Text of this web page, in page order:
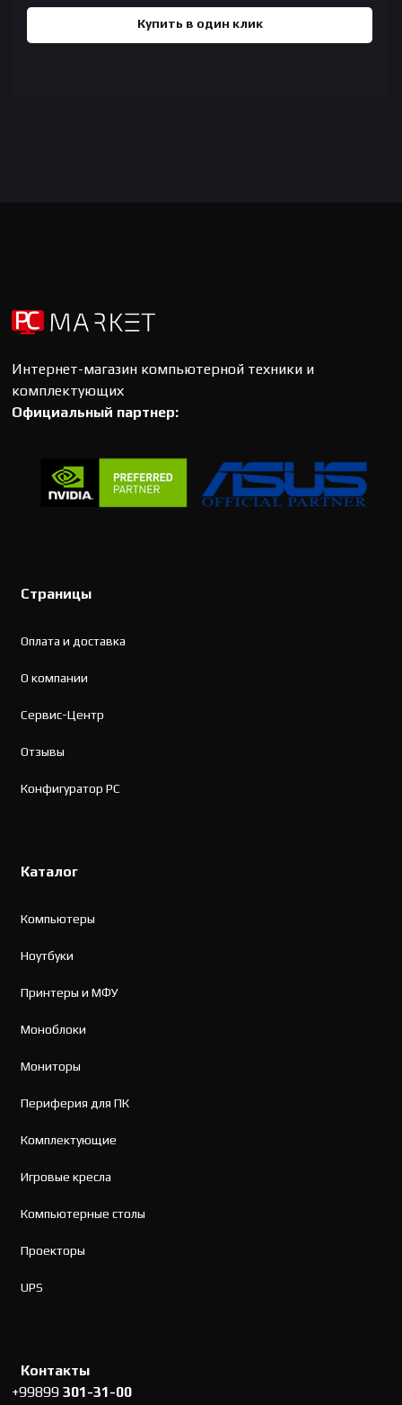
Купить в один клик
Интернет-магазин компьютерной техники и
комплектующих
Официальный партнер:
Страницы
Оплата и доставка
О компании
Сервис-Центр
Отзывы
Конфигуратор PC
Каталог
Компьютеры
Ноутбуки
Принтеры и МФУ
Моноблоки
Мониторы
Периферия для ПК
Комплектующие
Игровые кресла
Компьютерные столы
Проекторы
UPS
Контакты
+99899301-31-00